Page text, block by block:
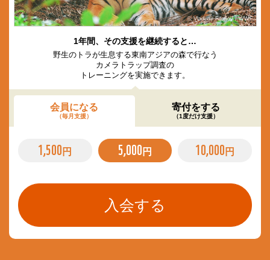
© Vladimir Filonov / WWF
1年間、その支援を継続すると…
野生のトラが生息する東南アジアの森で行なう
カメラトラップ調査の
トレーニングを実施できます。
会員になる
（毎月支援）
寄付をする
（1度だけ支援）
1,500 円 5,000 円 10,000 円